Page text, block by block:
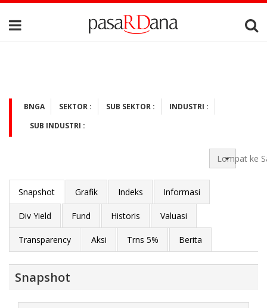
BNGA SEKTOR : SUB SEKTOR :
INDUSTRI :
SUB INDUSTRI :
Lompat ke
Snapshot Grafik Indeks Informasi
Div Yield Fund Historis Valuasi
Transparency Aksi Trns 5% Berita
Snapshot